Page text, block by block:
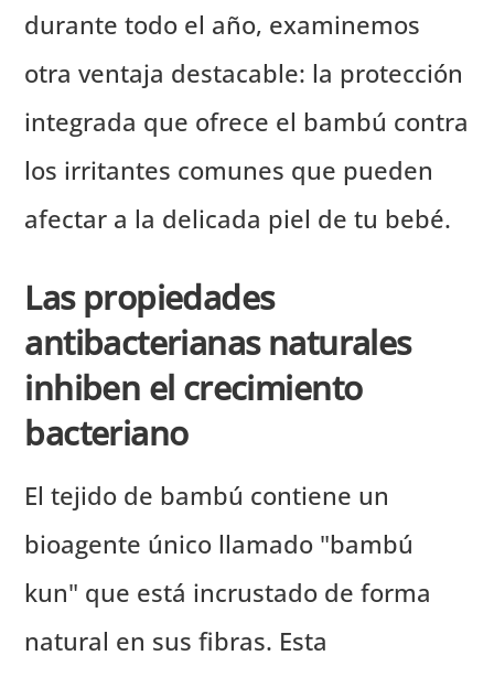
durante todo el año, examinemos
otra ventaja destacable: la protección
integrada que ofrece el bambú contra
los irritantes comunes que pueden
afectar a la delicada piel de tu bebé.
Las propiedades
antibacterianas naturales
inhiben el crecimiento
bacteriano
El tejido de bambú contiene un
bioagente único llamado "bambú
kun" que está incrustado de forma
natural en sus fibras. Esta